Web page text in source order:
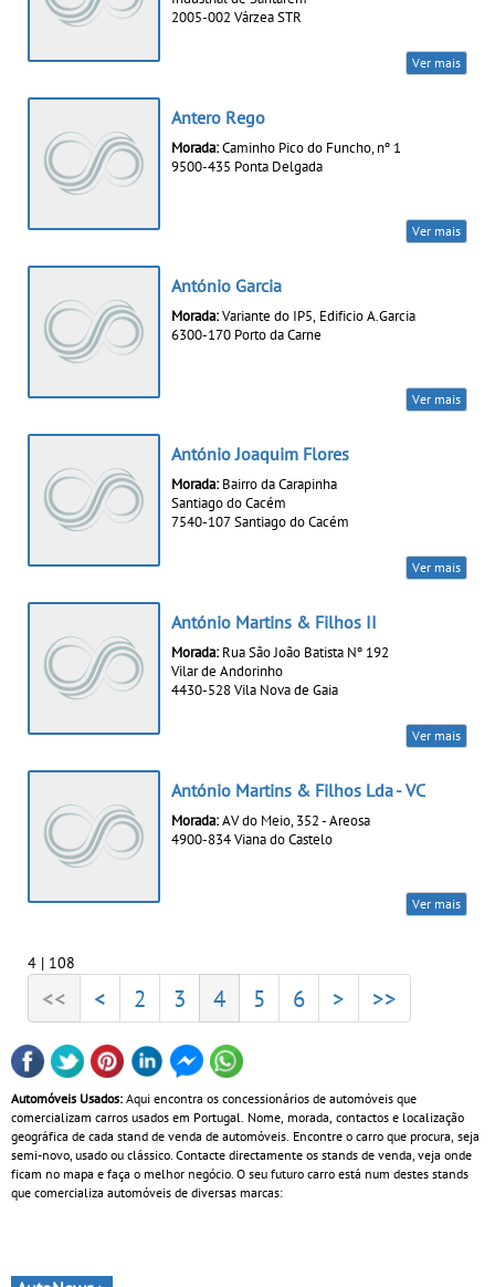
2005-002 Várzea STR
Ver mais
Antero Rego
Morada:Caminho Pico do Funcho, nº 1
9500-435 Ponta Delgada
Ver mais
António Garcia
Morada:Variante do IP5, Edificio A.Garcia
6300-170 Porto da Carne
Ver mais
António Joaquim Flores
Morada: Bairro da Carapinha
Santiago do Cacém
7540-107 Santiago do Cacém
Ver mais
António Martins & Filhos II
Morada: Rua São João Batista Nº 192
Vilar de Andorinho
4430-528 Vila Nova de Gaia
Ver mais
António Martins & Filhos Lda - VC
Morada:AV do Meio, 352 - Areosa
4900-834 Viana do Castelo
Ver mais
4 | 108
<< < 2 3 4 5 6 > >>
Automóveis Usados: Aqui encontra os concessionários de automóveis que
comercializam carros usados em Portugal. Nome, morada, contactos e localização
geográfica de cada stand de venda de automóveis. Encontre o carro que procura, seja
semi-novo, usado ou clássico. Contacte directamente os stands de venda, veja onde
ficam no mapa e faça o melhor negócio. O seu futuro carro está num destes stands
que comercializa automóveis de diversas marcas: